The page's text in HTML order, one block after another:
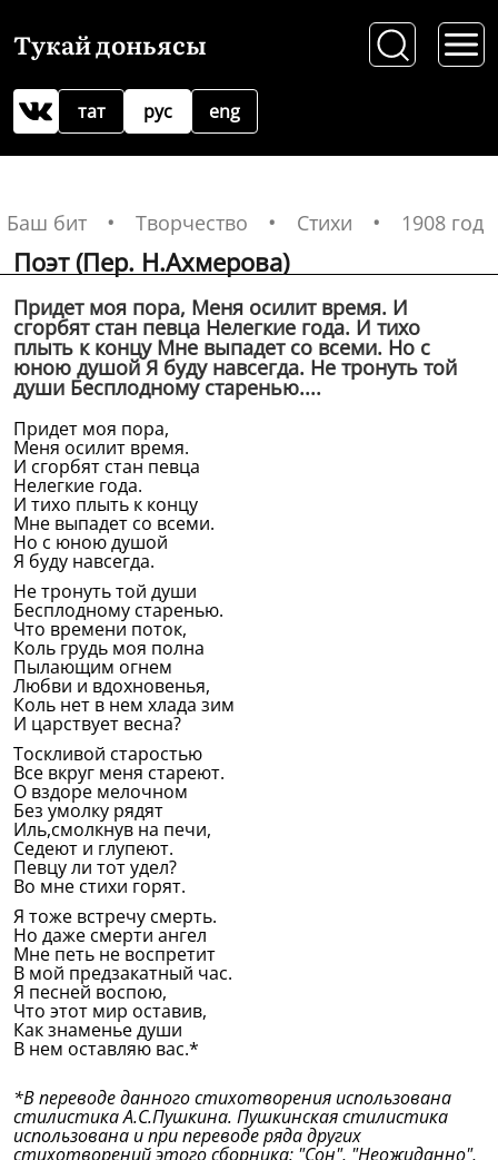
Тукай доньясы
рус
тат eng
Баш бит Творчество Стихи 1908 год
Поэт (Пер. Н.Ахмерова)
Придет моя пора, Меня осилит время. И
сгорбят стан певца Нелегкие года. И тихо
плыть к концу Мне выпадет со всеми. Но с
юною душой Я буду навсегда. Не тронуть той
души Бесплодному старенью....
Придет моя пора,
Меня осилит время.
И сгорбят стан певца
Нелегкие года.
И тихо плыть к концу
Мне выпадет со всеми.
Но с юною душой
Я буду навсегда.
Не тронуть той души
Бесплодному старенью.
Что времени поток,
Коль грудь моя полна
Пылающим огнем
Любви и вдохновенья,
Коль нет в нем хлада зим
И царствует весна?
Тоскливой старостью
Все вкруг меня стареют.
О вздоре мелочном
Без умолку рядят
Иль,смолкнув на печи,
Седеют и глупеют.
Певцу ли тот удел?
Во мне стихи горят.
Я тоже встречу смерть.
Но даже смерти ангел
Мне петь не воспретит
В мой предзакатный час.
Я песней воспою,
Что этот мир оставив,
Как знаменье души
В нем оставляю вас.*
*В переводе данного стихотворения использована
стилистика А.С.Пушкина. Пушкинская стилистика
использована и при переводе ряда других
стихотворений этого сборника: "Сон", "Неожиданно",